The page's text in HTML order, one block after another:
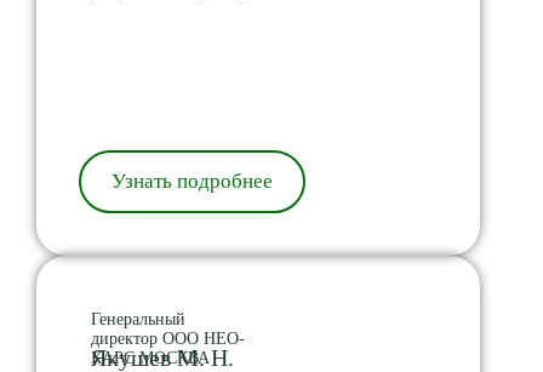
Узнать подробнее
Генеральный
директор ООО НЕО-
КАРС МОСКВА
Якушев М. Н.